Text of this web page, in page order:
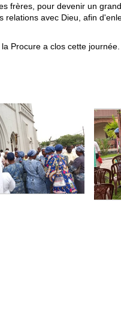
frères, pour devenir un
relations avec Dieu, afin
Procure a clos cette journée.